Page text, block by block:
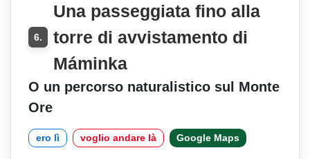
6.
Una passeggiata fino alla
torre di avvistamento di
Máminka
O un percorso naturalistico sul Monte
Ore
ero lì voglio andare là Google Maps